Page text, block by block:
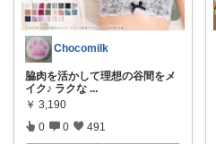
Chocomilk
脇肉を活かして理想の谷間をメ
イク♪ ラクな ...
￥ 3,190
0 0 491